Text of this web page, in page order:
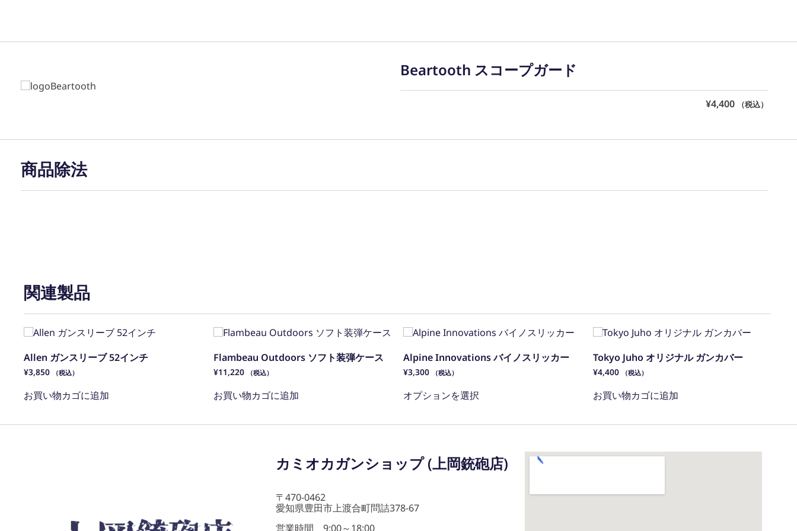
Beartooth スコープガード
¥4,400 （税込）
商品除法
関連製品
Allen ガンスリーブ 52インチ
¥3,850 （税込）
お買い物カゴに追加
Flambeau Outdoors ソフト装弾ケース
¥11,220 （税込）
お買い物カゴに追加
Alpine Innovations バイノスリッカー
¥3,300 （税込）
オプションを選択
Tokyo Juho オリジナル ガンカバー
¥4,400 （税込）
お買い物カゴに追加
カミオカガンショップ (上岡銃砲店)
〒470-0462
愛知県豊田市上渡合町問詰378-67
営業時間 9:00～18:00